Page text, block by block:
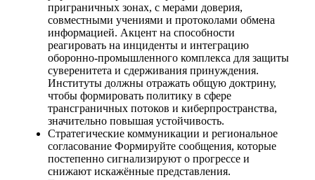
приграничных зонах, с мерами доверия,
совместными учениями и протоколами обмена
информацией. Акцент на способности
реагировать на инциденты и интеграцию
оборонно-промышленного комплекса для защиты
суверенитета и сдерживания принуждения.
Институты должны отражать общую доктрину,
чтобы формировать политику в сфере
трансграничных потоков и киберпространства,
значительно повышая устойчивость.
Стратегические коммуникации и региональное
согласование Формируйте сообщения, которые
постепенно сигнализируют о прогрессе и
снижают искажённые представления.